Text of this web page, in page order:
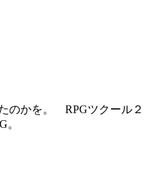
のかを。 RPGツクール２
。